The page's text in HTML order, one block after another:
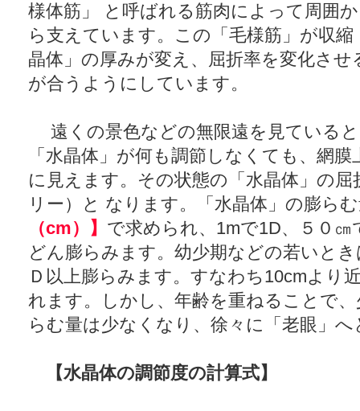
様体筋」 と呼ばれる筋肉によって周囲か
ら支えています。この「毛様筋」が収
晶体」の厚みが変え、屈折率を変化さ
が合うようにしています。
遠くの景色などの無限遠を見ている
「水晶体」が何も調節しなくても、網
に見えます。その状態の「水晶体」の
リー）と なります。「水晶体」の膨ら
（cm）】 で求められ、1mで1D、５０
どん膨らみます。幼少期などの若いと
Ｄ以上膨らみます。すなわち10cmより
れます。しかし、年齢を重ねることで
らむ量は少なくなり、徐々に「老眼」
【水晶体の調節度の計算式】